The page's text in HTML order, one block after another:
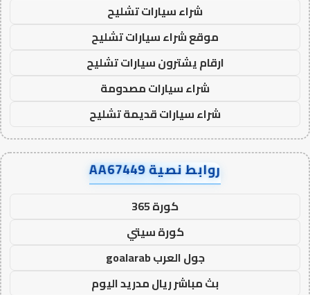
شراء سيارات تشليح
موقع شراء سيارات تشليح
ارقام يشترون سيارات تشليح
شراء سيارات مصدومة
شراء سيارات قديمة تشليح
روابط نصية AA67449
كورة 365
كورة سيتي
جول العرب goalarab
بث مباشر ريال مدريد اليوم